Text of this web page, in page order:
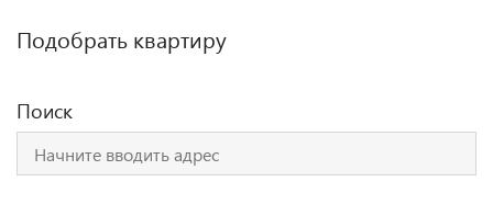
Подобрать квартиру
Поиск